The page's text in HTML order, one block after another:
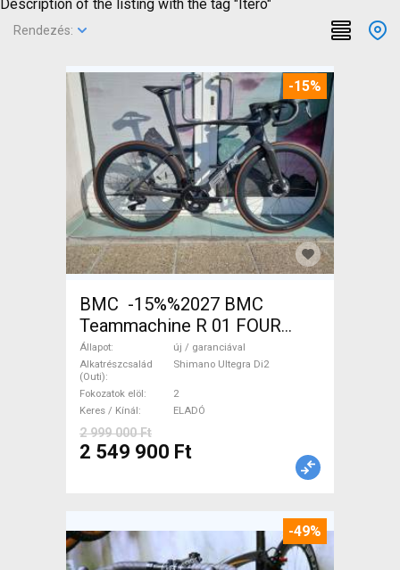
Description of the listing with the tag "Itero"
Rendezés:
-15%
BMC -15%%2027 BMC
Teammachine R 01 FOUR
(56,58) Országúti Shimano
Ultegra Di2 tárcsafék új /
garanciával ELADÓ
Állapot
új / garanciával
Alkatrészcsalád
(Outi)
Shimano Ultegra Di2
Fokozatok elöl
2
Keres / Kínál
ELADÓ
2 999 000 Ft
2 549 900 Ft
-49%